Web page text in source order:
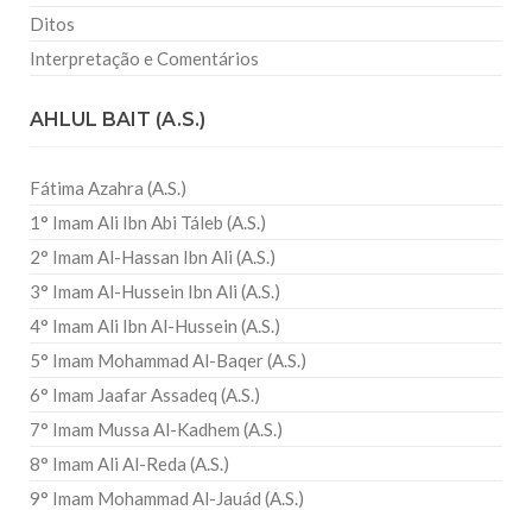
Ditos
Interpretação e Comentários
AHLUL BAIT (A.S.)
Fátima Azahra (A.S.)
1° Imam Ali Ibn Abi Táleb (A.S.)
2° Imam Al-Hassan Ibn Ali (A.S.)
3° Imam Al-Hussein Ibn Ali (A.S.)
4° Imam Ali Ibn Al-Hussein (A.S.)
5° Imam Mohammad Al-Baqer (A.S.)
6° Imam Jaafar Assadeq (A.S.)
7° Imam Mussa Al-Kadhem (A.S.)
8° Imam Ali Al-Reda (A.S.)
9° Imam Mohammad Al-Jauád (A.S.)